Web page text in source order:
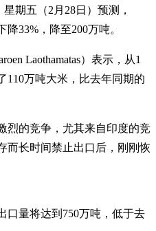
期五（2月28日）预测，
33%，降至200万吨。
Laothamatas）表示，从1
110万吨大米，比去年同期的
烈的竞争，尤其来自印度的竞
而长时间禁止出口后，刚刚恢
口量将达到750万吨，低于去